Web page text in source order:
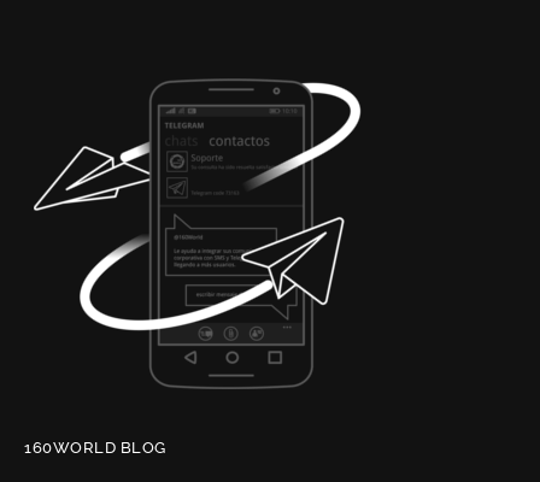
160WORLD BLOG